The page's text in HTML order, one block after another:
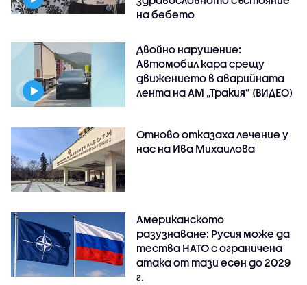
на бебето
Двойно нарушение:
Автомобил кара срещу
движението в аварийната
лента на АМ „Тракия” (ВИДЕО)
Отново отказаха лечение у
нас на Ива Михаилова
Американското
разузнаване: Русия може да
тества НАТО с ограничена
атака от тази есен до 2029
г.